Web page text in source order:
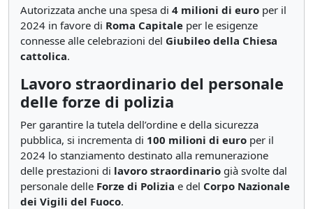
Autorizzata anche una spesa di 4 milioni di euro per il
2024 in favore di Roma Capitale per le esigenze
connesse alle celebrazioni del Giubileo della Chiesa
cattolica.
Lavoro straordinario del personale
delle forze di polizia
Per garantire la tutela dell’ordine e della sicurezza
pubblica, si incrementa di 100 milioni di euro per il
2024 lo stanziamento destinato alla remunerazione
delle prestazioni di lavoro straordinario già svolte dal
personale delle Forze di Polizia e del Corpo Nazionale
dei Vigili del Fuoco.